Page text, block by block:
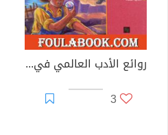
روائع الأدب العالمي في كبسولة جـ 5
3